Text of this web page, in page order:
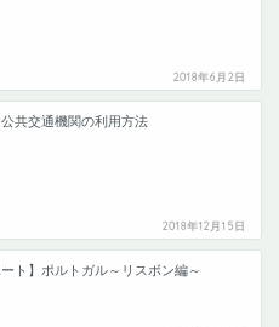
2018年6月2日
公共交通機関の利用方法
2018年12月15日
ート】ポルトガル～リスボン編～